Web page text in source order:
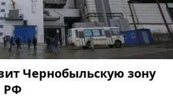
Чернобыльскую зону
РФ